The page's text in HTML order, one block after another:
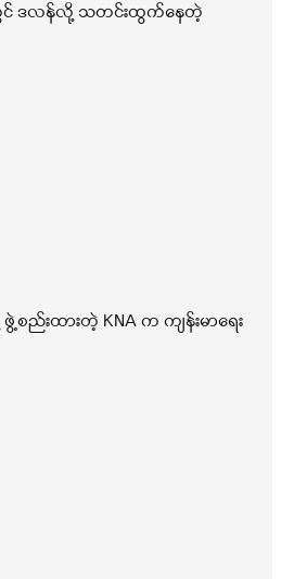
ဒလန်လို့ သတင်းထွက်နေတဲ့
ဖွဲ့စည်းထားတဲ့ KNA က ကျန်းမာရေး